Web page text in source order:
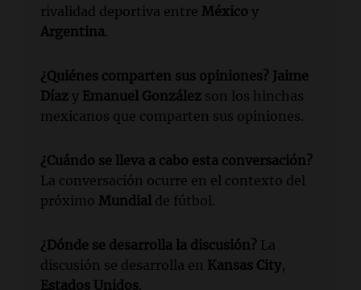
rivalidad deportiva entre México y
Argentina.
¿Quiénes comparten sus opiniones? Jaime
Díaz y Emanuel González son los hinchas
mexicanos que comparten sus opiniones.
¿Cuándo se lleva a cabo esta conversación?
La conversación ocurre en el contexto del
próximo Mundial de fútbol.
¿Dónde se desarrolla la discusión? La
discusión se desarrolla en Kansas City,
Estados Unidos.